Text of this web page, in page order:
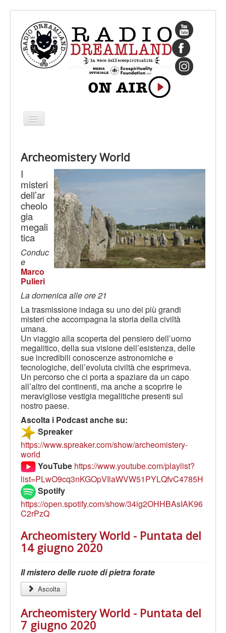
Cambia
navigazione
CHI SIAMO
IL FONDATORE
PROGRAMMI
PALINSESTO
LE VOCI
PODCAST
EVENTI
PRESS
CONTATTI
Archeomistery World
I
misteri
dell’ar
cheolo
gia
megali
tica
Conduc
e
Marco
Pulieri
La domenica alle ore 21
La trasmissione indaga su uno dei più grandi
misteri che accompagna la storia della civiltà
umana.
Un viaggio alla scoperta del pensiero dell’uomo
megalitico, della sua visione dell’esistenza, delle
sue incredibili conoscenze astronomiche e
tecnologiche, dell’evoluta civiltà che esprimeva.
Un percorso che ci porta a spaziare da un capo
all’altro dei continenti, ma anche a scoprire le
meravigliose vestigia megalitiche presenti sul
nostro paese.
Ascolta i Podcast anche su:
Spreaker
https://www.spreaker.com/show/archeomistery-
world
YouTube https://www.youtube.com/playlist?
list=PLwO9cq3nKGOpVIlaWVW51PYLQfvC4785H
Spotify
https://open.spotify.com/show/34ig2OHHBAsIAK96
C2rPzQ
Archeomistery World - Puntata del
14 giugno 2020
Il mistero delle ruote di pietra forate
Ascolta
Archeomistery World - Puntata del
7 giugno 2020